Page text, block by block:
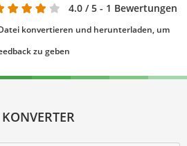
4.0 / 5 - 1 Bewertungen
konvertieren und herunterladen, um
zu geben
KONVERTER